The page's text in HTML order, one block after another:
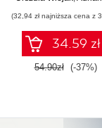
(32,94 zł najniższa cena z
34.59 zł
54.90zł (-37%)